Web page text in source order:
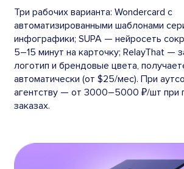
Три рабочих варианта: Wondercard с
автоматизированными шаблонами
инфографики; SUPA — нейросеть
5–15 минут на карточку; RelayThat —
логотип и брендовые цвета,
автоматически (от $25/мес). При
агентству — от 3000–5000 ₽/шт при
заказах.